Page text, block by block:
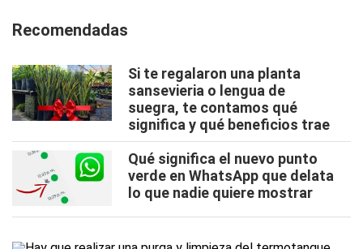
Recomendadas
Si te regalaron una planta
sansevieria o lengua de
suegra, te contamos qué
significa y qué beneficios trae
Qué significa el nuevo punto
verde en WhatsApp que delata
lo que nadie quiere mostrar